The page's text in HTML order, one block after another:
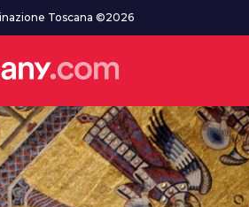
Toscana ©2026